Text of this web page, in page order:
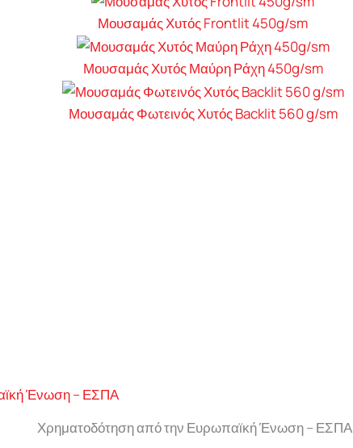
Μουσαμάς Χυτός Frontlit 450g/sm
Μουσαμάς Χυτός Μαύρη Ράχη 450g/sm
Μουσαμάς Φωτεινός Χυτός Backlit 560 g/sm
Χρηματοδότηση από την Ευρωπαϊκή Ένωση – ΕΣΠΑ